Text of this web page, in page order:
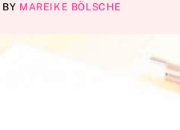
BY MAREIKE BÖLSCHE